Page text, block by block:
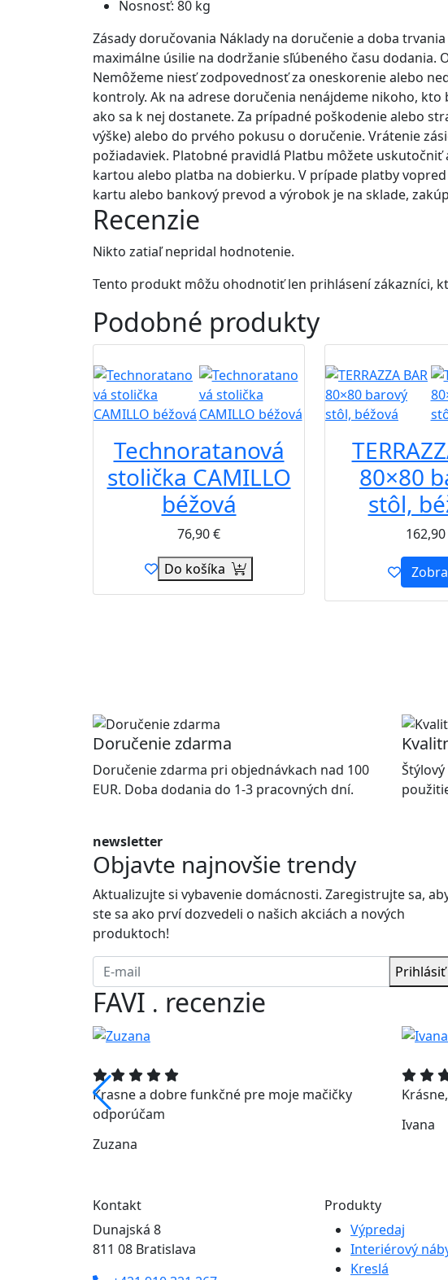
Nosnosť: 80 kg
Zásady doručovania Náklady na doručenie a doba
maximálne úsilie na dodržanie sľúbeného času dodania.
Nemôžeme niesť zodpovednosť za oneskorenie alebo
kontroly. Ak na adrese doručenia nenájdeme nikoho,
ako sa k nej dostanete. Za prípadné poškodenie alebo
výške) alebo do prvého pokusu o doručenie. Vrátenie
požiadaviek. Platobné pravidlá Platbu môžete
kartou alebo platba na dobierku. V prípade platby
kartu alebo bankový prevod a výrobok je na sklade,
Recenzie
Nikto zatiaľ nepridal hodnotenie.
Tento produkt môžu ohodnotiť len prihlásení zákazníci,
Podobné produkty
Technoratanová
stolička CAMILLO
béžová
76,90€
Do košíka
80×80
stôl,
162,90
Doručenie zdarma
Doručenie zdarma pri objednávkach nad 100
EUR. Doba dodania do 1-3 pracovných dní.
newsletter
Objavte najnovšie trendy
Aktualizujte si vybavenie domácnosti. Zaregistrujte sa,
ste sa ako prví dozvedeli o našich akciách a nových
produktoch!
Prihlásiť
FAVI . recenzie
Krasne a dobre funkčné pre moje mačičky
odporúčam
Zuzana
Ivana
Kontakt
Dunajská 8
811 08 Bratislava
Produkty
Výpredaj
Interiérový
Kreslá